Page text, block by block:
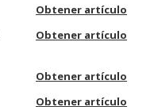
Obtener artículo
Obtener artículo
Obtener artículo
Obtener artículo